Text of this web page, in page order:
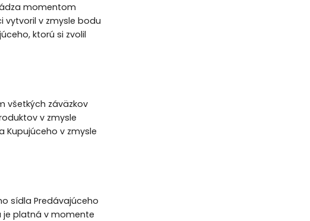
momentom
vytvoril v zmysle bodu
ktorú si zvolil
všetkých záväzkov
v zmysle
Kupujúceho v zmysle
sídla Predávajúceho
je platná v momente